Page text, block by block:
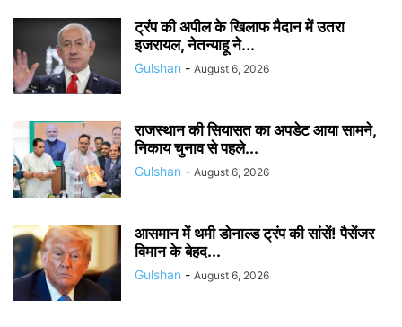
ट्रंप की अपील के खिलाफ मैदान में उतरा
इजरायल, नेतन्याहू ने...
Gulshan - August 6, 2026
राजस्थान की सियासत का अपडेट आया सामने,
निकाय चुनाव से पहले...
Gulshan - August 6, 2026
आसमान में थमी डोनाल्ड ट्रंप की सांसें! पैसेंजर
विमान के बेहद...
Gulshan - August 6, 2026